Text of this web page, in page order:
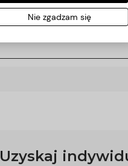
Uzyskaj
Nie zgadzam się